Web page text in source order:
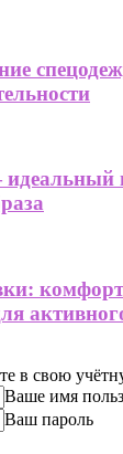
в свою
Ваше имя
Ваш пароль